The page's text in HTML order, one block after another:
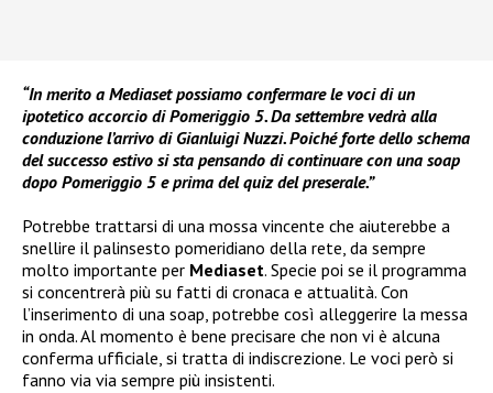
“In merito a Mediaset possiamo confermare le voci di un
ipotetico accorcio di Pomeriggio 5. Da settembre vedrà alla
conduzione l’arrivo di Gianluigi Nuzzi. Poiché forte dello schema
del successo estivo si sta pensando di continuare con una soap
dopo Pomeriggio 5 e prima del quiz del preserale.”
Potrebbe trattarsi di una mossa vincente che aiuterebbe a
snellire il palinsesto pomeridiano della rete, da sempre
molto importante per Mediaset. Specie poi se il programma
si concentrerà più su fatti di cronaca e attualità. Con
l’inserimento di una soap, potrebbe così alleggerire la messa
in onda. Al momento è bene precisare che non vi è alcuna
conferma ufficiale, si tratta di indiscrezione. Le voci però si
fanno via via sempre più insistenti.